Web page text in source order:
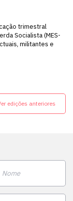
trimestral
Socialista (MES-
militantes e
edições anteriores